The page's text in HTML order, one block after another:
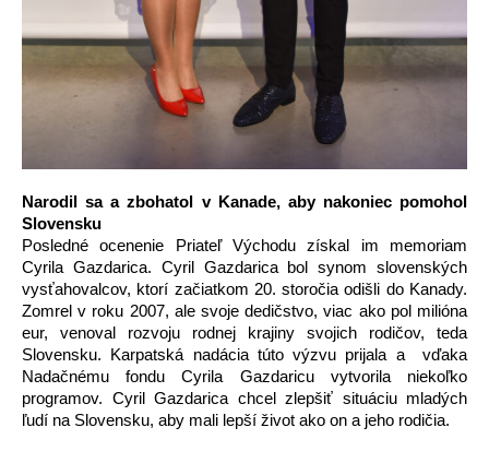
Narodil sa a zbohatol v Kanade, aby nakoniec pomohol
Slovensku
Posledné ocenenie Priateľ Východu získal im memoriam
Cyrila Gazdarica. Cyril Gazdarica bol synom slovenských
vysťahovalcov, ktorí začiatkom 20. storočia odišli do Kanady.
Zomrel v roku 2007, ale svoje dedičstvo, viac ako pol milióna
eur, venoval rozvoju rodnej krajiny svojich rodičov, teda
Slovensku.
Karpatská nadácia túto výzvu prijala a  vďaka
Nadačnému fondu Cyrila Gazdaricu vytvorila niekoľko
programov.
Cyril Gazdarica chcel zlepšiť situáciu mladých
ľudí na Slovensku, aby mali lepší život ako on a jeho rodičia.